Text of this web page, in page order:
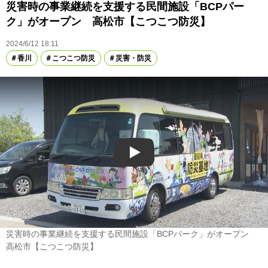
災害時の事業継続を支援する民間施設「BCPパー
ク」がオープン 高松市【こつこつ防災】
2024/6/12 18:11
香川
こつこつ防災 災害・防災
Play
災害時の事業継続を支援する民間施設「BCPパーク」がオープン
高松市【こつこつ防災】